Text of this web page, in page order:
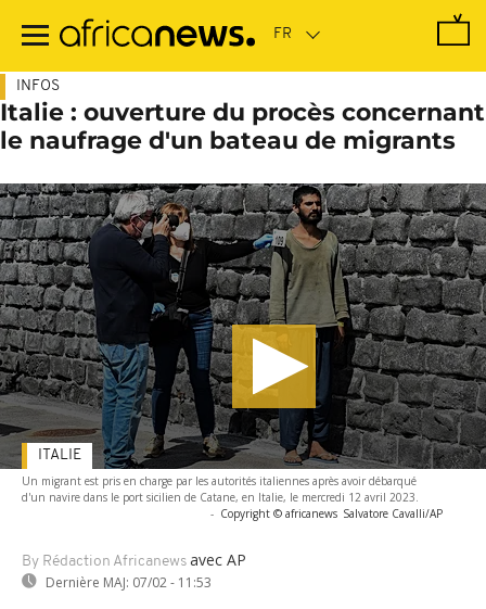
contenu
INFOS
Italie : ouverture du procès concernant
le naufrage d'un bateau de migrants
Un migrant est pris en charge par les autorités italiennes après avoir débarqué
d'un navire dans le port sicilien de Catane, en Italie, le mercredi 12 avril 2023.
- Copyright © africanews Salvatore Cavalli/AP
By Rédaction Africanews avec AP
Dernière MAJ: 07/02 - 11:53
ITALIE